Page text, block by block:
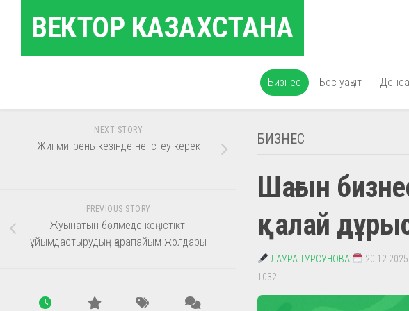
contentВЕКТОР КАЗАХСТАНА
Бизнес Бос уақыт
БИЗНЕС
Шағын
қалай
ЛАУРА ТУРСУНОВА 20.12.2025
1032
NEXT STORY
Жиі мигрень кезінде не істеу керек
PREVIOUS STORY
Жуынатын бөлмеде кеңістікті
ұйымдастырудың қарапайым жолдары